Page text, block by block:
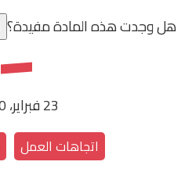
هل وجدت هذه المادة مفيدة؟
23 فبراير، 2020
اتجاهات العمل